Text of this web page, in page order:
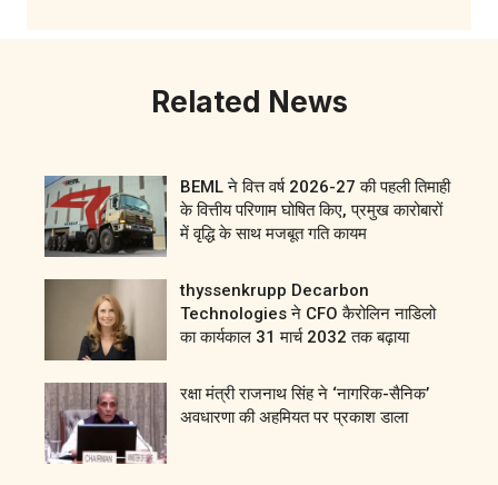
Related News
BEML ने वित्त वर्ष 2026-27 की पहली तिमाही
के वित्तीय परिणाम घोषित किए, प्रमुख कारोबारों
में वृद्धि के साथ मजबूत गति कायम
thyssenkrupp Decarbon
Technologies ने CFO कैरोलिन नाडिलो
का कार्यकाल 31 मार्च 2032 तक बढ़ाया
रक्षा मंत्री राजनाथ सिंह ने ‘नागरिक-सैनिक’
अवधारणा की अहमियत पर प्रकाश डाला